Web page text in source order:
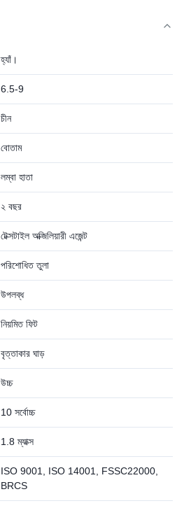
হ্যাঁ।
6.5-9
চীন
বোতাম
লম্বা হাতা
২ বছর
টেক্সটাইল অক্জিলিয়ারী এজেন্ট
পরিশোধিত তুলা
উপলব্ধ
নিয়মিত ফিট
বৃত্তাকার ঘাড়
উচ্চ
10 সর্বোচ্চ
1.8 ম্যাক্স
ISO 9001, ISO 14001, FSSC22000,
BRCS